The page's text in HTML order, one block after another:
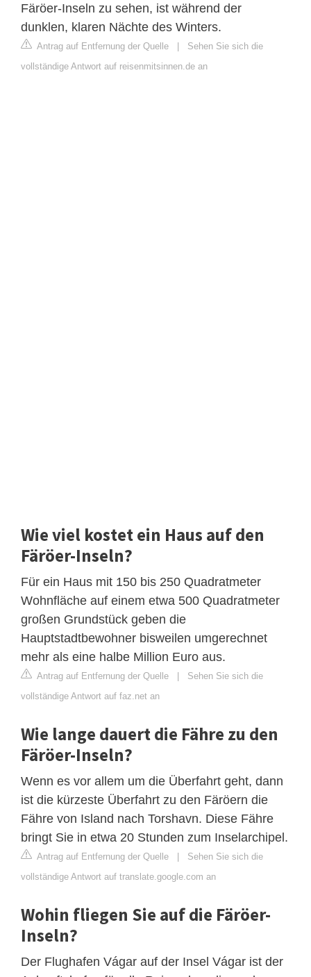
Färöer-Inseln zu sehen, ist während der
dunklen, klaren Nächte des Winters.
Antrag auf Entfernung der Quelle | Sehen Sie sich die
vollständige Antwort auf reisenmitsinnen.de an
Wie viel kostet ein Haus auf den
Färöer-Inseln?
Für ein Haus mit 150 bis 250 Quadratmeter
Wohnfläche auf einem etwa 500 Quadratmeter
großen Grundstück geben die
Hauptstadtbewohner bisweilen umgerechnet
mehr als eine halbe Million Euro aus.
Antrag auf Entfernung der Quelle | Sehen Sie sich die
vollständige Antwort auf faz.net an
Wie lange dauert die Fähre zu den
Färöer-Inseln?
Wenn es vor allem um die Überfahrt geht, dann
ist die kürzeste Überfahrt zu den Färöern die
Fähre von Island nach Torshavn. Diese Fähre
bringt Sie in etwa 20 Stunden zum Inselarchipel.
Antrag auf Entfernung der Quelle | Sehen Sie sich die
vollständige Antwort auf translate.google.com an
Wohin fliegen Sie auf die Färöer-
Inseln?
Der Flughafen Vágar auf der Insel Vágar ist der